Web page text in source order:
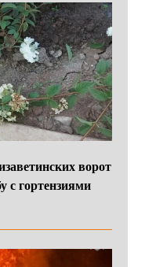
ворот
с гортензиями